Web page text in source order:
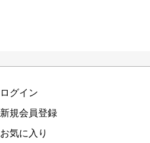
ログイン
新規会員登録
お気に入り